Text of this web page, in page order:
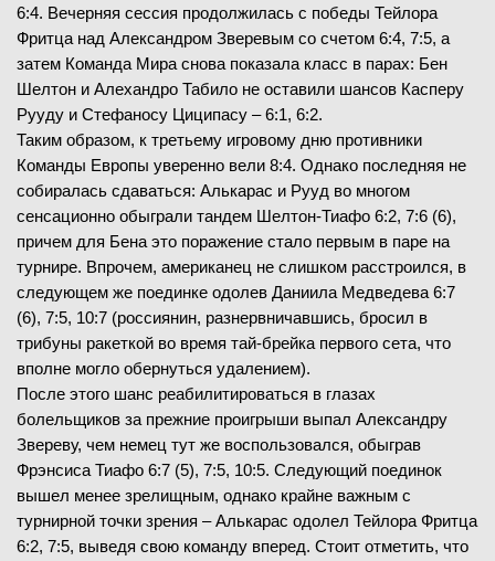
6:4. Вечерняя сессия продолжилась с победы Тейлора
Фритца над Александром Зверевым со счетом 6:4, 7:5, а
затем Команда Мира снова показала класс в парах: Бен
Шелтон и Алехандро Табило не оставили шансов Касперу
Рууду и Стефаносу Циципасу – 6:1, 6:2.
Таким образом, к третьему игровому дню противники
Команды Европы уверенно вели 8:4. Однако последняя не
собиралась сдаваться: Алькарас и Рууд во многом
сенсационно обыграли тандем Шелтон-Тиафо 6:2, 7:6 (6),
причем для Бена это поражение стало первым в паре на
турнире. Впрочем, американец не слишком расстроился, в
следующем же поединке одолев Даниила Медведева 6:7
(6), 7:5, 10:7 (россиянин, разнервничавшись, бросил в
трибуны ракеткой во время тай-брейка первого сета, что
вполне могло обернуться удалением).
После этого шанс реабилитироваться в глазах
болельщиков за прежние проигрыши выпал Александру
Звереву, чем немец тут же воспользовался, обыграв
Фрэнсиса Тиафо 6:7 (5), 7:5, 10:5. Следующий поединок
вышел менее зрелищным, однако крайне важным с
турнирной точки зрения – Алькарас одолел Тейлора Фритца
6:2, 7:5, выведя свою команду вперед. Стоит отметить, что